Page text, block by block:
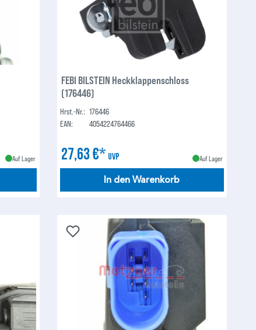
Auf Lager
FEBI BILSTEIN Heckklappenschloss
(176446)
Hrst.-Nr.: 176446
EAN:
4054224764466
27,63 €* UVP Auf Lager
In den Warenkorb